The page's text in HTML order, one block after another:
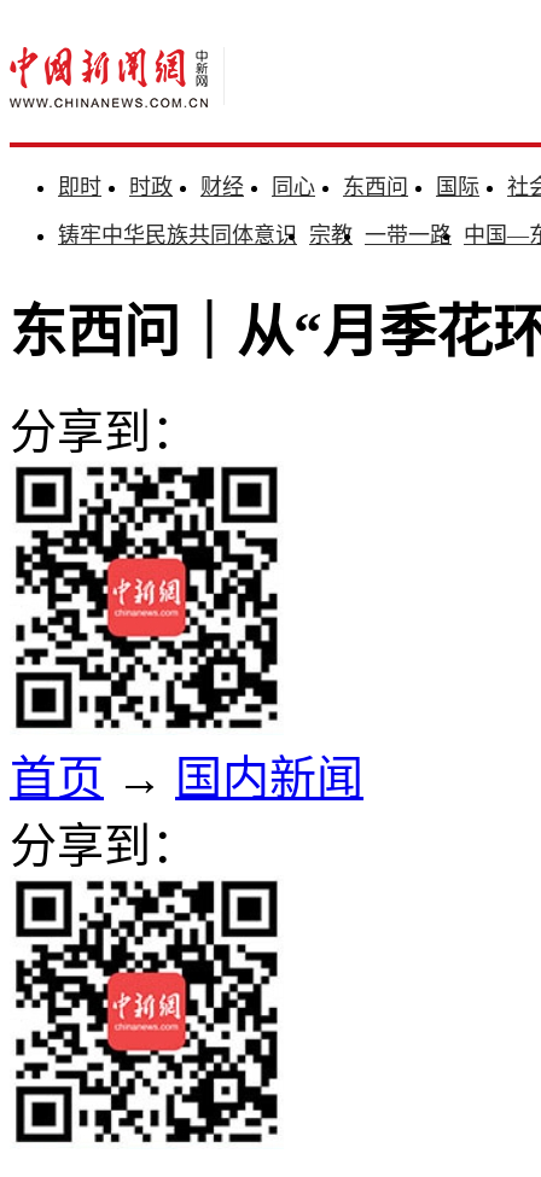
即时 时政 财经 同心 东西问 国际
社
铸牢中华民族共同体意识 宗教 一带一路 中国—
东西问｜从“月季花
分享到：
首页 → 国内新闻
分享到：